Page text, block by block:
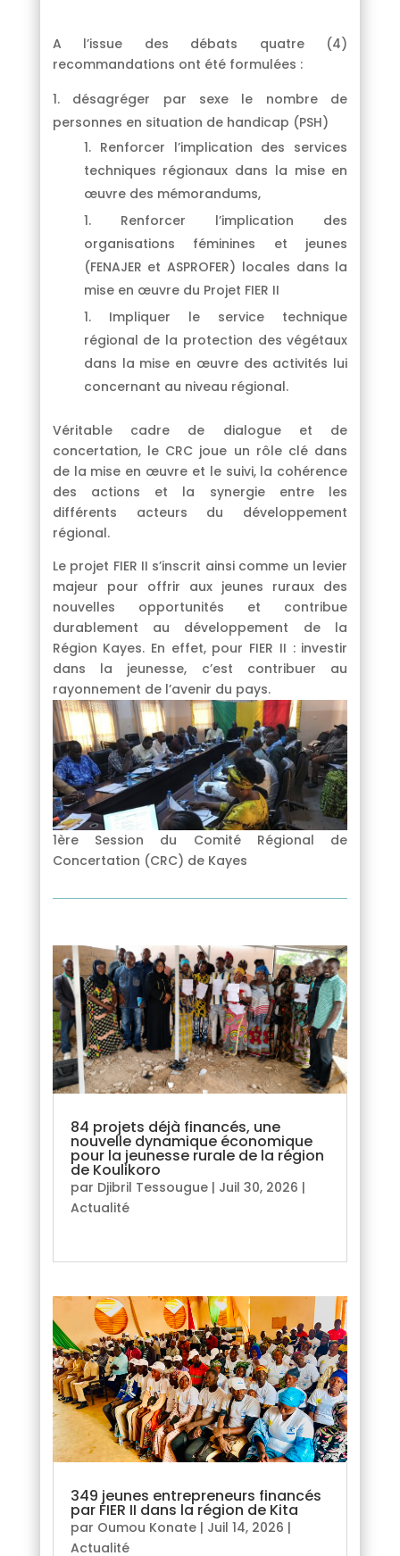
A l’issue des débats quatre (4)
recommandations ont été formulées :
désagréger par sexe le nombre de
personnes en situation de handicap (PSH)
Renforcer l’implication des services
techniques régionaux dans la mise en
œuvre des mémorandums,
Renforcer l’implication des
organisations féminines et jeunes
(FENAJER et ASPROFER) locales dans la
mise en œuvre du Projet FIER II
Impliquer le service technique
régional de la protection des végétaux
dans la mise en œuvre des activités lui
concernant au niveau régional.
Véritable cadre de dialogue et de
concertation, le CRC joue un rôle clé dans
de la mise en œuvre et le suivi, la cohérence
des actions et la synergie entre les
différents acteurs du développement
régional.
Le projet FIER II s’inscrit ainsi comme un levier
majeur pour offrir aux jeunes ruraux des
nouvelles opportunités et contribue
durablement au développement de la
Région Kayes. En effet, pour FIER II : investir
dans la jeunesse, c’est contribuer au
rayonnement de l’avenir du pays.
1ère Session du Comité Régional de
Concertation (CRC) de Kayes
84 projets déjà financés, une
nouvelle dynamique économique
pour la jeunesse rurale de la région
de Koulikoro
par Djibril Tessougue| Juil 30, 2026 |
Actualité
349 jeunes entrepreneurs financés
par FIER II dans la région de Kita
par Oumou Konate| Juil 14, 2026 |
Actualité